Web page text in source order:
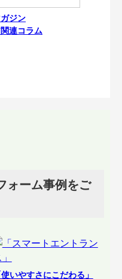
ジン
連コラム
ォーム事例をご
使いやすさにこだわる」